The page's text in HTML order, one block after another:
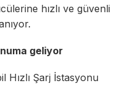
hızlı ve güvenli
geliyor
Hızlı Şarj İstasyonu